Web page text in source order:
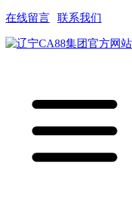
在线留言 联系我们